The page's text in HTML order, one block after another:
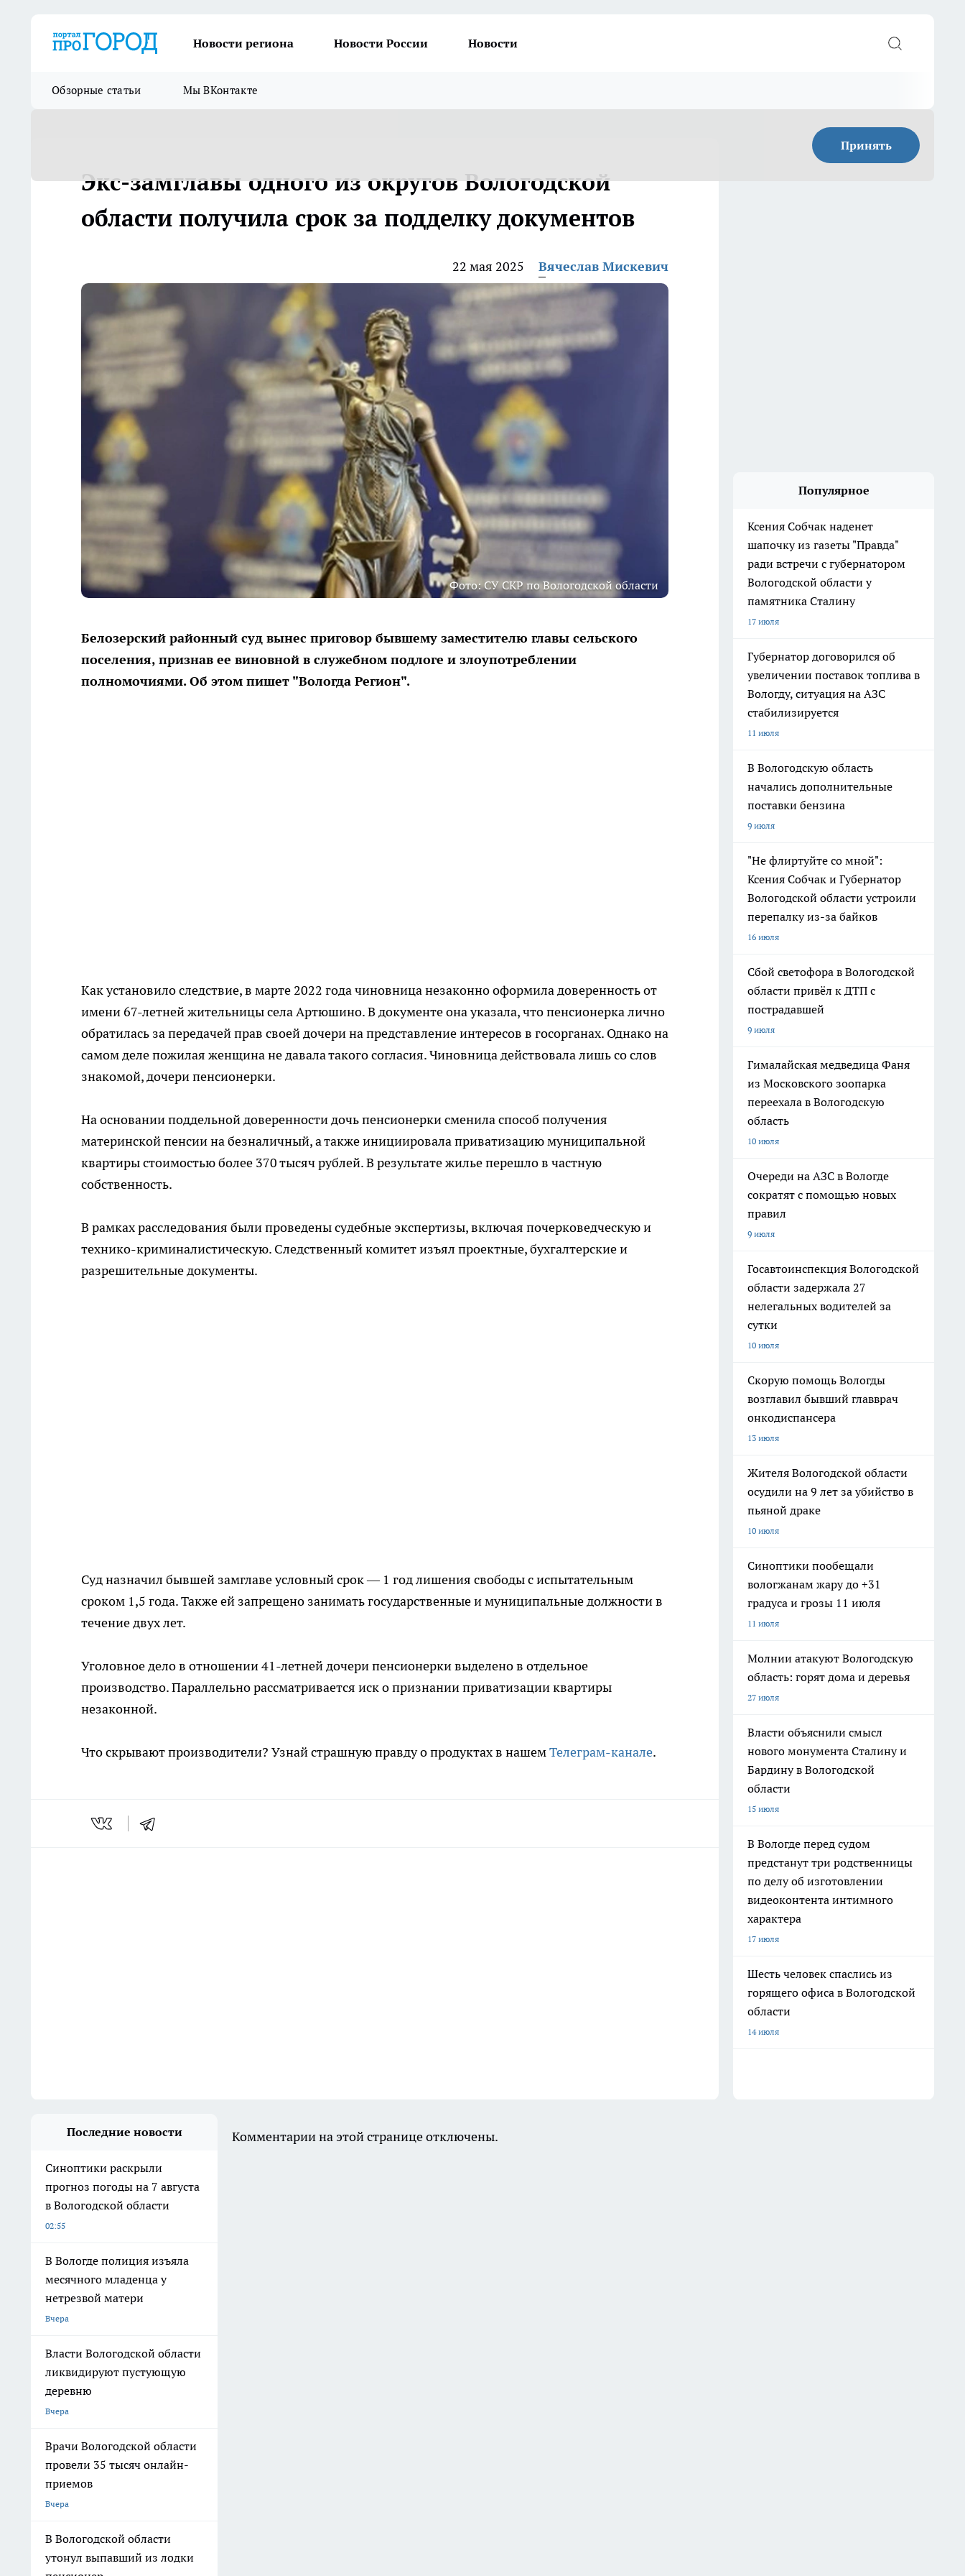
Новости региона Новости России Новости
Обзорные статьи Мы ВКонтакте
Принять
Экс-замглавы одного из округов Вологодской
области получила срок за подделку документов
22 мая 2025 Вячеслав Мискевич
Фото: СУ СКР по Вологодской области
Белозерский районный суд вынес приговор бывшему заместителю главы сельского
поселения, признав ее виновной в служебном подлоге и злоупотреблении
полномочиями. Об этом пишет "Вологда Регион".
Как установило следствие, в марте 2022 года чиновница незаконно оформила доверенность от
имени 67-летней жительницы села Артюшино. В документе она указала, что пенсионерка лично
обратилась за передачей прав своей дочери на представление интересов в госорганах. Однако на
самом деле пожилая женщина не давала такого согласия. Чиновница действовала лишь со слов
знакомой, дочери пенсионерки.
На основании поддельной доверенности дочь пенсионерки сменила способ получения
материнской пенсии на безналичный, а также инициировала приватизацию муниципальной
квартиры стоимостью более 370 тысяч рублей. В результате жилье перешло в частную
собственность.
В рамках расследования были проведены судебные экспертизы, включая почерковедческую и
технико-криминалистическую. Следственный комитет изъял проектные, бухгалтерские и
разрешительные документы.
Суд назначил бывшей замглаве условный срок — 1 год лишения свободы с испытательным
сроком 1,5 года. Также ей запрещено занимать государственные и муниципальные должности в
течение двух лет.
Уголовное дело в отношении 41-летней дочери пенсионерки выделено в отдельное
производство. Параллельно рассматривается иск о признании приватизации квартиры
незаконной.
Что скрывают производители? Узнай страшную правду о продуктах в нашемТелеграм-канале.
Популярное
Ксения Собчак наденет
шапочку из газеты "Правда"
ради встречи с губернатором
Вологодской области у
памятника Сталину
17 июля
Губернатор договорился об
увеличении поставок топлива в
Вологду, ситуация на АЗС
стабилизируется
11 июля
В Вологодскую область
начались дополнительные
поставки бензина
9 июля
"Не флиртуйте со мной":
Ксения Собчак и Губернатор
Вологодской области устроили
перепалку из-за байков
16 июля
Сбой светофора в Вологодской
области привёл к ДТП с
пострадавшей
9 июля
Гималайская медведица Фаня
из Московского зоопарка
переехала в Вологодскую
область
10 июля
Очереди на АЗС в Вологде
сократят с помощью новых
правил
9 июля
Госавтоинспекция Вологодской
области задержала 27
нелегальных водителей за
сутки
10 июля
Скорую помощь Вологды
возглавил бывший главврач
онкодиспансера
13 июля
Жителя Вологодской области
осудили на 9 лет за убийство в
пьяной драке
10 июля
Синоптики пообещали
вологжанам жару до +31
градуса и грозы 11 июля
11 июля
Молнии атакуют Вологодскую
область: горят дома и деревья
27 июля
Власти объяснили смысл
нового монумента Сталину и
Бардину в Вологодской
области
15 июля
В Вологде перед судом
предстанут три родственницы
по делу об изготовлении
видеоконтента интимного
характера
17 июля
Шесть человек спаслись из
горящего офиса в Вологодской
области
14 июля
Последние новости
Синоптики раскрыли
прогноз погоды на 7 августа
в Вологодской области
02:55
В Вологде полиция изъяла
месячного младенца у
нетрезвой матери
Вчера
Власти Вологодской области
ликвидируют пустующую
деревню
Вчера
Врачи Вологодской области
провели 35 тысяч онлайн-
приемов
Вчера
В Вологодской области
утонул выпавший из лодки
Комментарии на этой странице отключены.